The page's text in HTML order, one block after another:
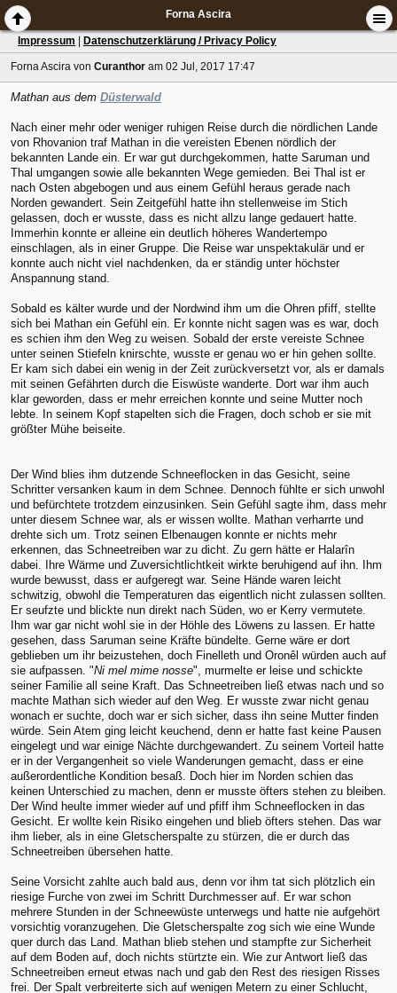
Forna Ascira
Impressum Datenschutzerklärung / Privacy Policy
Forna Ascira von Curanthor am 02 Jul, 2017 17:47
Mathan aus dem Düsterwald
Nach einer mehr oder weniger ruhigen Reise durch die nördlichen Lande
von Rhovanion traf Mathan in die vereisten Ebenen nördlich der
bekannten Lande ein. Er war gut durchgekommen, hatte Saruman und
Thal umgangen sowie alle bekannten Wege gemieden. Bei Thal ist er
nach Osten abgebogen und aus einem Gefühl heraus gerade nach
Norden gewandert. Sein Zeitgefühl hatte ihn stellenweise im Stich
gelassen, doch er wusste, dass es nicht allzu lange gedauert hatte.
Immerhin konnte er alleine ein deutlich höheres Wandertempo
einschlagen, als in einer Gruppe. Die Reise war unspektakulär und er
konnte auch nicht viel nachdenken, da er ständig unter höchster
Anspannung stand.
Sobald es kälter wurde und der Nordwind ihm um die Ohren pfiff, stellte
sich bei Mathan ein Gefühl ein. Er konnte nicht sagen was es war, doch
es schien ihm den Weg zu weisen. Sobald der erste vereiste Schnee
unter seinen Stiefeln knirschte, wusste er genau wo er hin gehen sollte.
Er kam sich dabei ein wenig in der Zeit zurückversetzt vor, als er damals
mit seinen Gefährten durch die Eiswüste wanderte. Dort war ihm auch
klar geworden, dass er mehr erreichen konnte und seine Mutter noch
lebte. In seinem Kopf stapelten sich die Fragen, doch schob er sie mit
größter Mühe beiseite.
Der Wind blies ihm dutzende Schneeflocken in das Gesicht, seine
Schritter versanken kaum in dem Schnee. Dennoch fühlte er sich unwohl
und befürchtete trotzdem einzusinken. Sein Gefühl sagte ihm, dass mehr
unter diesem Schnee war, als er wissen wollte. Mathan verharrte und
drehte sich um. Trotz seinen Elbenaugen konnte er nichts mehr
erkennen, das Schneetreiben war zu dicht. Zu gern hätte er Halarîn
dabei. Ihre Wärme und Zuversichtlichtkeit wirkte beruhigend auf ihn. Ihm
wurde bewusst, dass er aufgeregt war. Seine Hände waren leicht
schwitzig, obwohl die Temperaturen das eigentlich nicht zulassen sollten.
Er seufzte und blickte nun direkt nach Süden, wo er Kerry vermutete.
Ihm war gar nicht wohl sie in der Höhle des Löwens zu lassen. Er hatte
gesehen, dass Saruman seine Kräfte bündelte. Gerne wäre er dort
geblieben um ihr beizustehen, doch Finelleth und Oronêl würden auch auf
sie aufpassen. "Ni mel mime nosse", murmelte er leise und schickte
seiner Familie all seine Kraft. Das Schneetreiben ließ etwas nach und so
machte Mathan sich wieder auf den Weg. Er wusste zwar nicht genau
wonach er suchte, doch war er sich sicher, dass ihn seine Mutter finden
würde. Sein Atem ging leicht keuchend, denn er hatte fast keine Pausen
eingelegt und war einige Nächte durchgewandert. Zu seinem Vorteil hatte
er in der Vergangenheit so viele Wanderungen gemacht, dass er eine
außerordentliche Kondition besaß. Doch hier im Norden schien das
keinen Unterschied zu machen, denn er musste öfters stehen zu bleiben.
Der Wind heulte immer wieder auf und pfiff ihm Schneeflocken in das
Gesicht. Er wollte kein Risiko eingehen und blieb öfters stehen. Das war
ihm lieber, als in eine Gletscherspalte zu stürzen, die er durch das
Schneetreiben übersehen hatte.
Seine Vorsicht zahlte auch bald aus, denn vor ihm tat sich plötzlich ein
riesige Furche von zwei im Schritt Durchmesser auf. Er war schon
mehrere Stunden in der Schneewüste unterwegs und hatte nie aufgehört
vorsichtig voranzugehen. Die Gletscherspalte zog sich wie eine Wunde
quer durch das Land. Mathan blieb stehen und stampfte zur Sicherheit
auf dem Boden auf, doch nichts stürtzte ein. Wie zur Antwort ließ das
Schneetreiben erneut etwas nach und gab den Rest des riesigen Risses
frei. Der Spalt verbreiterte sich auf wenigen Metern zu einer Schlucht,